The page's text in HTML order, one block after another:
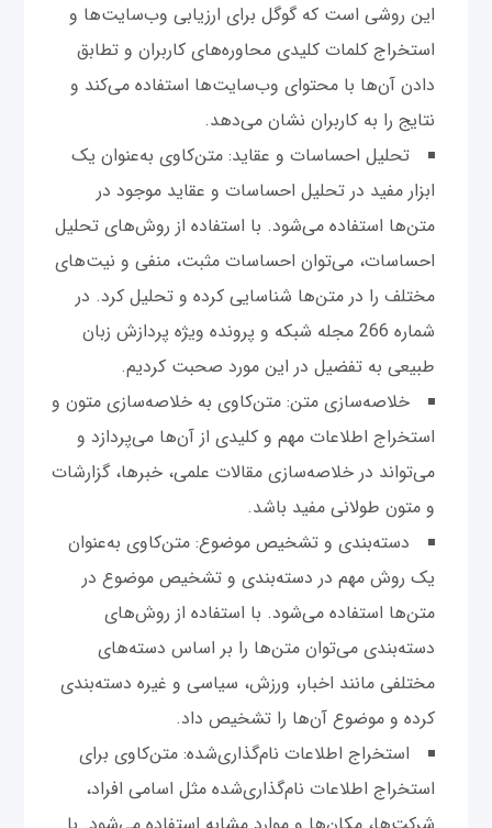
این روشی است که گوگل برای ارزیابی وب‌سایت‌ها و
استخراج کلمات کلیدی محاوره‌های کاربران و تطابق
دادن آن‌ها با محتوای وب‌سایت‌ها استفاده می‌کند و
نتایج را به کاربران نشان می‌دهد.
تحلیل احساسات و عقاید: متن‌کاوی به‌عنوان یک
ابزار مفید در تحلیل احساسات و عقاید موجود در
متن‌ها استفاده می‌شود. با استفاده از روش‌های تحلیل
احساسات، می‌توان احساسات مثبت، منفی و نیت‌های
مختلف را در متن‌ها شناسایی کرده و تحلیل کرد. در
شماره 266 مجله شبکه و پرونده ویژه پردازش زبان
طبیعی به تفضیل در این مورد صحبت کردیم.
خلاصه‌سازی متن: متن‌کاوی به خلاصه‌سازی متون و
استخراج اطلاعات مهم و کلیدی از آن‌ها می‌پردازد و
می‌تواند در خلاصه‌سازی مقالات علمی، خبرها، گزارشات
و متون طولانی مفید باشد.
دسته‌بندی و تشخیص موضوع: متن‌کاوی به‌عنوان
یک روش مهم در دسته‌بندی و تشخیص موضوع در
متن‌ها استفاده می‌شود. با استفاده از روش‌های
دسته‌بندی می‌توان متن‌ها را بر اساس دسته‌های
مختلفی مانند اخبار، ورزش، سیاسی و غیره دسته‌بندی
کرده و موضوع آن‌ها را تشخیص داد.
استخراج اطلاعات نام‌گذاری‌شده: متن‌کاوی برای
استخراج اطلاعات نام‌گذاری‌شده مثل اسامی افراد،